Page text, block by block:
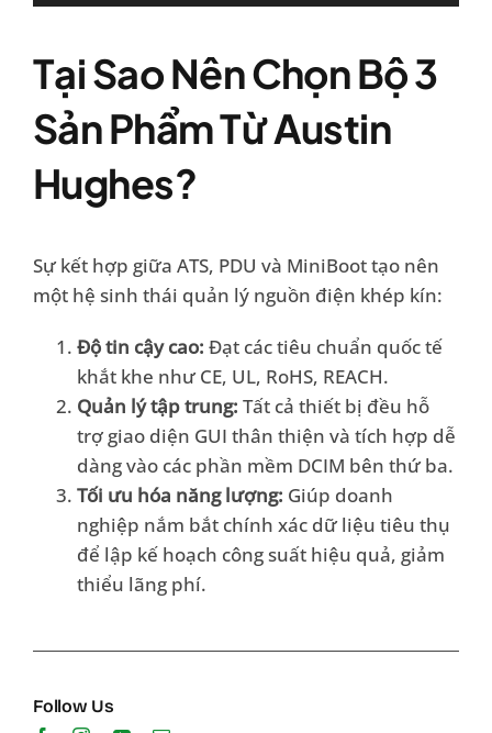
Tại Sao Nên Chọn Bộ 3
Sản Phẩm Từ Austin
Hughes?
Sự kết hợp giữa ATS, PDU và MiniBoot tạo nên
một hệ sinh thái quản lý nguồn điện khép kín:
Độ tin cậy cao: Đạt các tiêu chuẩn quốc tế
khắt khe như CE, UL, RoHS, REACH.
Quản lý tập trung: Tất cả thiết bị đều hỗ
trợ giao diện GUI thân thiện và tích hợp dễ
dàng vào các phần mềm DCIM bên thứ ba.
Tối ưu hóa năng lượng: Giúp doanh
nghiệp nắm bắt chính xác dữ liệu tiêu thụ
để lập kế hoạch công suất hiệu quả, giảm
thiểu lãng phí.
Follow Us